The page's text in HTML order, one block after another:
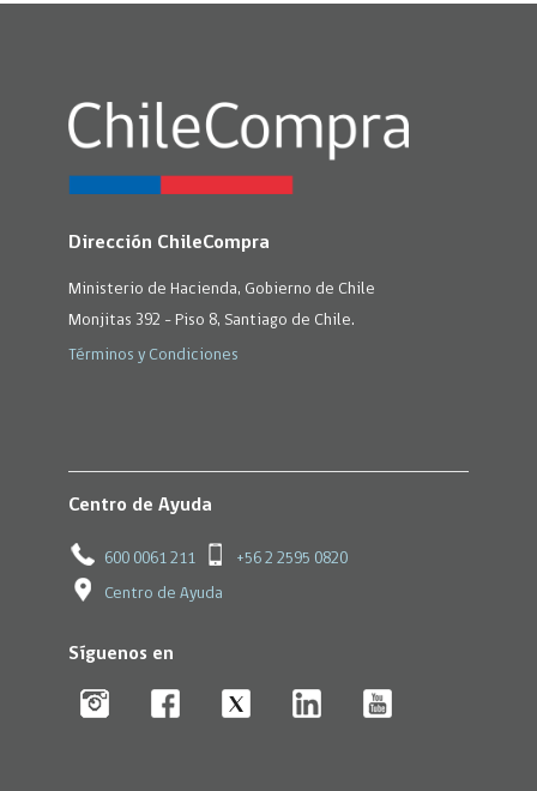
Dirección ChileCompra
Ministerio de Hacienda, Gobierno de Chile
Monjitas 392 - Piso 8, Santiago de Chile.
Términos y Condiciones
Centro de Ayuda
600 0061 211 +56 2 2595 0820
Centro de Ayuda
Síguenos en